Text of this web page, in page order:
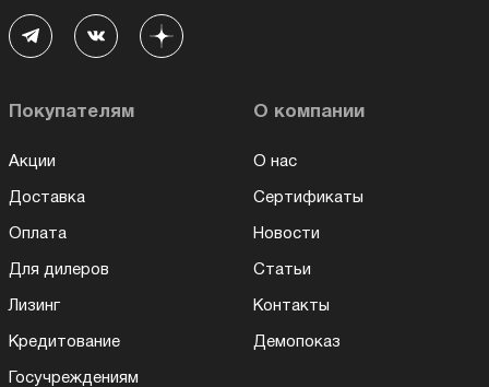
Покупателям
Акции
Доставка
Оплата
Для дилеров
Лизинг
Кредитование
Госучреждениям
О компании
О нас
Сертификаты
Новости
Статьи
Контакты
Демопоказ